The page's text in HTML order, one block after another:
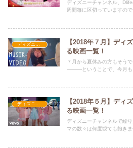
ディズニーチャンネル、
周間毎に区切っていますので
ディズニーチャンネル
【2018年７月】ディ
る映画一覧！
７月から夏休みの方もそう
―――ということで、今月も
ディズニーチャンネル
【2018年５月】ディ
る映画一覧！
ディズニーチャンネルで繰
マの数々は何度観ても飽きま